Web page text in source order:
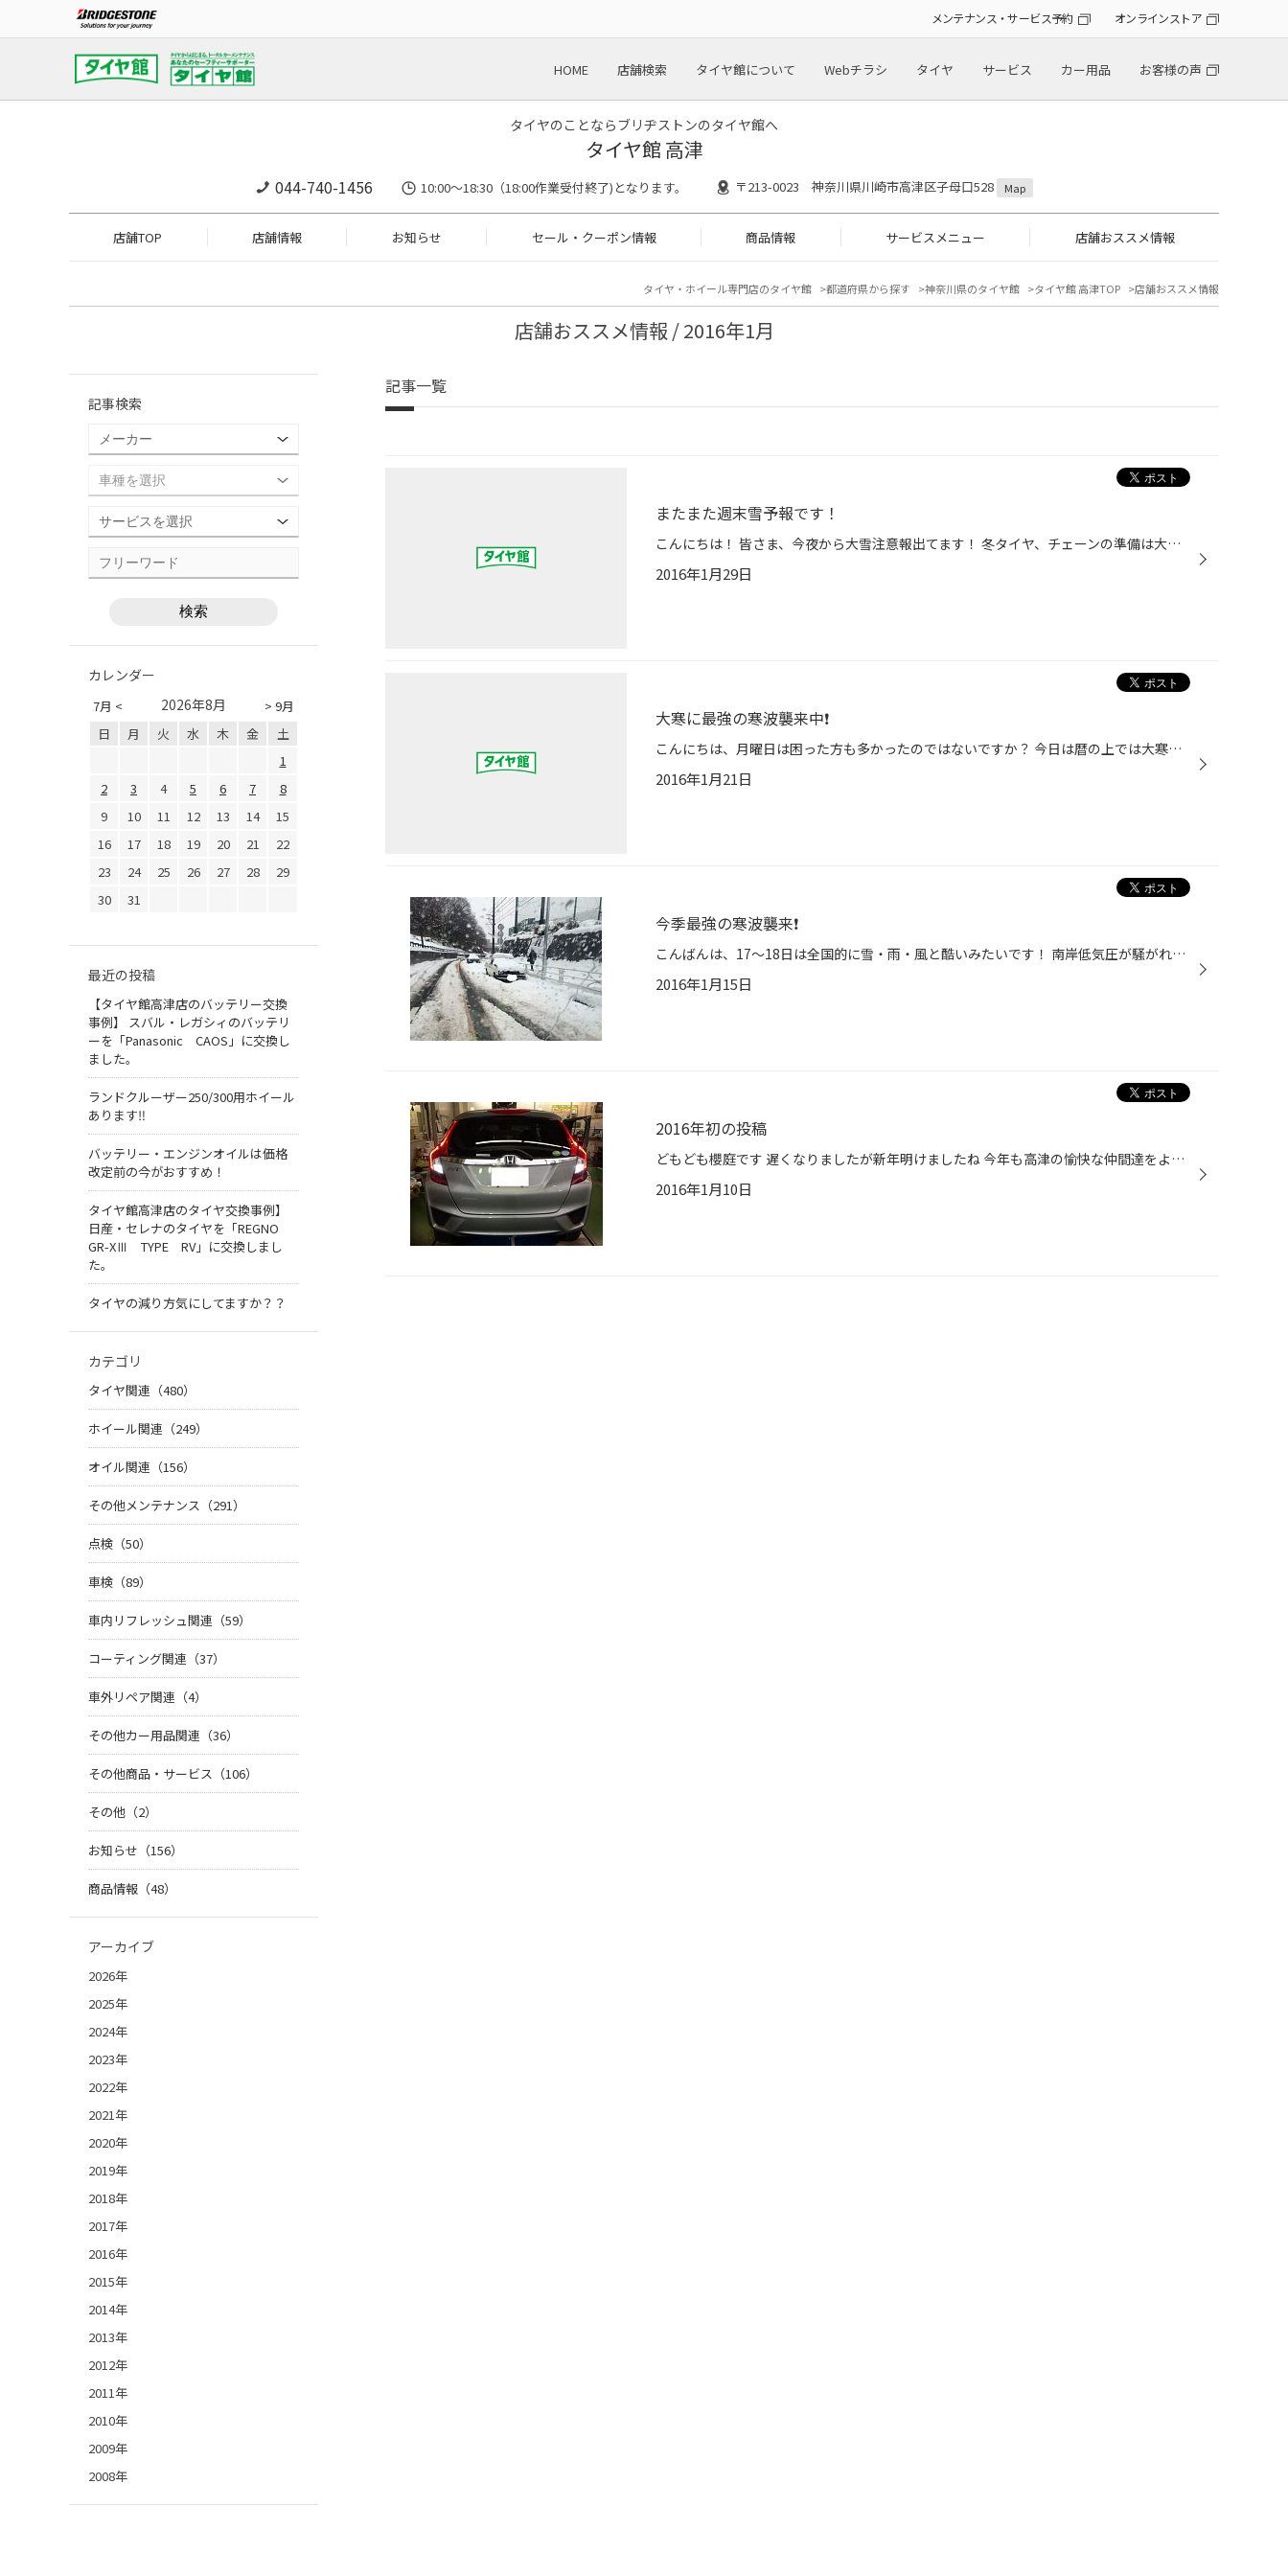
メンテナンス・サービス予約 オンラインストア
HOME 店舗検索 タイヤ館について Webチラシ タイヤ サービス カー用品 お客様の声
タイヤのことならブリヂストンのタイヤ館へ
タイヤ館 高津
044-740-1456 10:00～18:30（18:00作業受付終了)となります。 〒213-0023 神奈川県川崎市高津区子母口528 Map
店舗TOP 店舗情報 お知らせ セール・クーポン情報 商品情報 サービスメニュー 店舗おススメ情報
タイヤ・ホイール専門店のタイヤ館 都道府県から探す 神奈川県のタイヤ館 タイヤ館 高津TOP 店舗おススメ情報
店舗おススメ情報 / 2016年1月
記事一覧
またまた週末雪予報です！
こんにちは！ 皆さま、今夜から大雪注意報出てます！ 冬タイヤ、チェーンの準備は大丈夫ですか？ 準備万端な方は過信せず安全運転を！ 準備できなかった方は、無理に乗らないでくださいね(*_*) 事故や渋滞を招く原因になります！ 雪の中のご来店は十分気をつけてくださいね！ ※こんな天気予報の場合...
2016年1月29日
大寒に最強の寒波襲来中❗️
こんにちは、月曜日は困った方も多かったのではないですか？ 今日は暦の上では大寒です、先週末からの寒波で雪や雨風がずっとひどいですが、そんな中、また、23日は関東雪の予報ですよ！ まだ冬タイヤの準備してない貴方！ 履いて安心してください(^.^)v あれ？どっかで聞いたフレーズでしたか？ ...
2016年1月21日
今季最強の寒波襲来❗️
こんばんは、17〜18日は全国的に雪・雨・風と酷いみたいです！ 南岸低気圧が騒がれています‼️ 今夜あたりは新年会って人も多いでしょうが、帰り道酔いが覚め風邪をひかないようにしてください！ さて、暖かい日が続き冬タイヤへの履き替えを忘れてはいませんか？ うっかりな貴方！ 今週末お待ちして...
2016年1月15日
2016年初の投稿
どもども櫻庭です 遅くなりましたが新年明けましたね 今年も高津の愉快な仲間達をよろしくお願いいたします さて本日は我が愛車フィットちゃんのイメチェンを紹介します 今回はバックランプを純正からLEDに変えました！！ 黄色に近い色から白色になりだいぶスマートになった感じがします！！ ライト...
2016年1月10日
記事検索
カレンダー
7月 < > 9月
2026年8月
日 月 火 水 木 金
土
1
2
3 4 5 6 7
8
9
10 11 12 13 14
15
16
17 18 19 20 21
22
23
24 25 26 27 28
29
30
31
最近の投稿
【タイヤ館高津店のバッテリー交換
事例】 スバル・レガシィのバッテリ
ーを「Panasonic CAOS」に交換し
ました。
ランドクルーザー250/300用ホイール
あります‼
バッテリー・エンジンオイルは価格
改定前の今がおすすめ！
タイヤ館高津店のタイヤ交換事例】
日産・セレナのタイヤを「REGNO
GR-XⅢ TYPE RV」に交換しまし
た。
タイヤの減り方気にしてますか？？
カテゴリ
タイヤ関連（480）
ホイール関連（249）
オイル関連（156）
その他メンテナンス（291）
点検（50）
車検（89）
車内リフレッシュ関連（59）
コーティング関連（37）
車外リペア関連（4）
その他カー用品関連（36）
その他商品・サービス（106）
その他（2）
お知らせ（156）
商品情報（48）
アーカイブ
2026年
2025年
2024年
2023年
2022年
2021年
2020年
2019年
2018年
2017年
2016年
2015年
2014年
2013年
2012年
2011年
2010年
2009年
2008年